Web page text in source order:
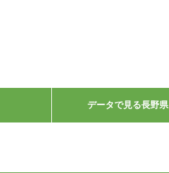
データで見る長野県